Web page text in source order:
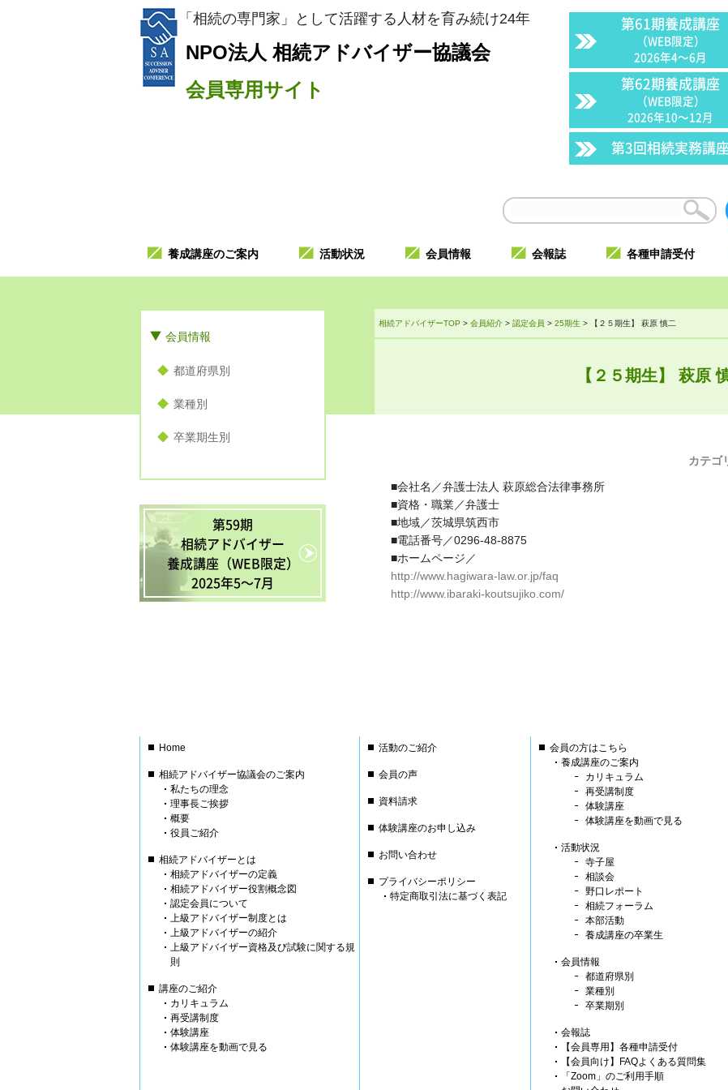
「相続の専門家」として活躍する人材を育み続け24年
NPO法人 相続アドバイザー協議会
会員専用サイト
第61期養成講座
（WEB限定）
2026年4〜6月
第62期養成講座
（WEB限定）
2026年10〜12月
第3回相続実務講座
養成講座のご案内 活動状況 会員情報 会報誌 各種申請受付
相続アドバイザーTOP > 会員紹介 > 認定会員 > 25期生 > 【２５期生】 萩原 慎二
【２５期生】 萩原
カテゴ
■会社名／弁護士法人 萩原総合法律事務所
■資格・職業／弁護士
■地域／茨城県筑西市
■電話番号／0296-48-8875
■ホームページ／
http://www.hagiwara-law.or.jp/faq
http://www.ibaraki-koutsujiko.com/
会員情報
都道府県別
業種別
卒業期生別
第59期
相続アドバイザー
養成講座（WEB限定）
2025年5〜7月
Home
相続アドバイザー協議会のご案内
私たちの理念
理事長ご挨拶
概要
役員ご紹介
相続アドバイザーとは
相続アドバイザーの定義
相続アドバイザー役割概念図
認定会員について
上級アドバイザー制度とは
上級アドバイザーの紹介
上級アドバイザー資格及び試験に関する規
則
講座のご紹介
カリキュラム
再受講制度
体験講座
体験講座を動画で見る
活動のご紹介
会員の声
資料請求
体験講座のお申し込み
お問い合わせ
プライバシーポリシー
特定商取引法に基づく表記
会員の方はこちら
養成講座のご案内
カリキュラム
再受講制度
体験講座
体験講座を動画で見る
活動状況
寺子屋
相談会
野口レポート
相続フォーラム
本部活動
養成講座の卒業生
会員情報
都道府県別
業種別
卒業期別
会報誌
【会員専用】各種申請受付
【会員向け】FAQよくある質問集
「Zoom」のご利用手順